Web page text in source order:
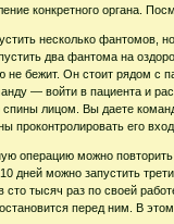
конкретного органа.
несколько фантомов,
два фантома на
не бежит. Он стоит рядом с
— войти в пациента и
спины лицом. Вы даете
проконтролировать его
операцию можно
дней можно запустить
сто тысяч раз по своей
перед ним. В